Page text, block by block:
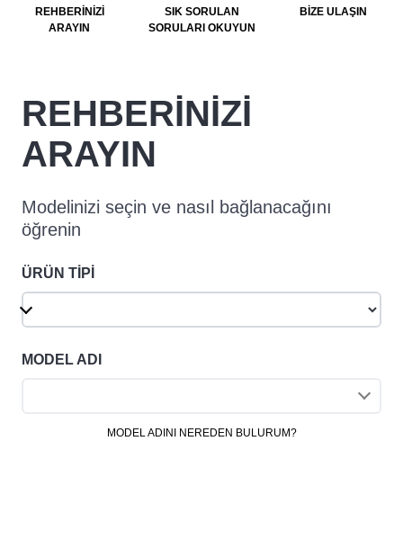
REHBERİNİZİ
ARAYIN
SIK SORULAN
SORULARI OKUYUN
BİZE ULAŞIN
REHBERİNİZİ
ARAYIN
Modelinizi seçin ve nasıl bağlanacağını
öğrenin
ÜRÜN TİPİ
MODEL ADI
MODEL ADINI NEREDEN BULURUM?